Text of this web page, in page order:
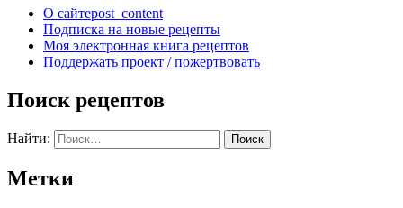
О сайтеpost_content
Подписка на новые рецепты
Моя электронная книга рецептов
Поддержать проект / пожертвовать
Поиск рецептов
Найти:
Метки